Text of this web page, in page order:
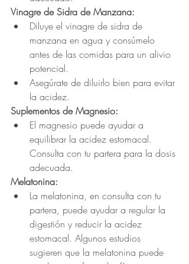
Vinagre de Sidra de Manzana:
Diluye el vinagre de sidra de
manzana en agua y consúmelo
antes de las comidas para un alivio
potencial.
Asegúrate de diluirlo bien para evitar
la acidez.
Suplementos de Magnesio:
El magnesio puede ayudar a
equilibrar la acidez estomacal.
Consulta con tu partera para la dosis
adecuada.
Melatonina:
La melatonina, en consulta con tu
partera, puede ayudar a regular la
digestión y reducir la acidez
estomacal. Algunos estudios
sugieren que la melatonina puede